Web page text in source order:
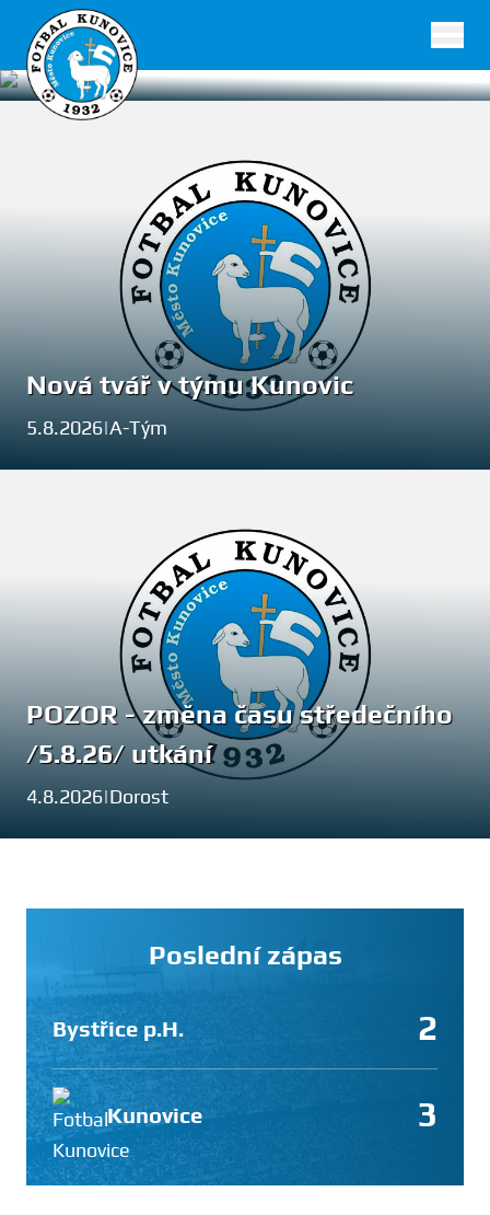
FK Kunovice
Remíza s Derflou
6. 8. 2026|Dorost
Nová tvář v týmu Kunovic
5.8.2026|A-Tým
POZOR - změna času středečního
/5.8.26/ utkání
4.8.2026|Dorost
Poslední zápas
Bystřice p.H. 2
Kunovice 3